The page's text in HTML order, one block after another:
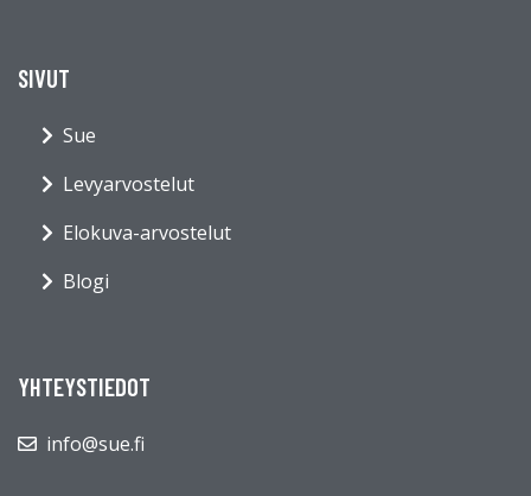
SIVUT
Sue
Levyarvostelut
Elokuva-arvostelut
Blogi
YHTEYSTIEDOT
info@sue.fi